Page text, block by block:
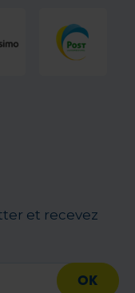
et recevez
OK